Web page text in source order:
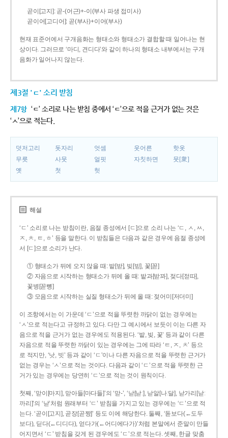
곧이[고지]: 곧-­(어근)+­-이(부사 파생 접미사)
곧이어[고디어]: 곧(부사)+이어(부사)
현재 표준어에서 구개음화는 형태소와 형태소가 결합할 때 일어나는 현
상이다. 그러므로 ‘마디, 견디다’와 같이 하나의 형태소 내부에서는 구개
음화가 일어나지 않는다.
제3절 'ㄷ' 소리 받침
제7항 ‘ㄷ’ 소리로 나는 받침 중에서 ‘ㄷ’으로 적을 근거가 없는 것은
‘ㅅ’으로 적는다.
덧저고리 돗자리 엇셈 웃어른
핫옷
무릇
사뭇 얼핏 자칫하면
뭇[衆]
옛
첫 헛
해설
‘ㄷ’ 소리로 나는 받침이란, 음절 종성에서 [ㄷ]으로 소리 나는 ‘ㄷ, ㅅ, ㅆ,
ㅈ, ㅊ, ㅌ, ㅎ’ 등을 말한다. 이 받침들은 다음과 같은 경우에 음절 종성에
서 [ㄷ]으로 소리가 난다.
① 형태소가 뒤에 오지 않을 때: 밭[받], 빚[빋], 꽃[꼳]
② 자음으로 시작하는 형태소가 뒤에 올 때: 밭과[받꽈], 젖다[젇따],
꽃병[꼳뼝]
③ 모음으로 시작하는 실질 형태소가 뒤에 올 때: 젖어미[저더미]
이 조항에서는 이 가운데 ‘ㄷ’으로 적을 뚜렷한 까닭이 없는 경우에는
‘ㅅ’으로 적는다고 규정하고 있다. 다만 그 예시에서 보듯이 이는 다른 자
음으로 적을 근거가 없는 경우에도 적용된다. ‘밭, 빚, 꽃’ 등과 같이 다른
자음으로 적을 뚜렷한 까닭이 있는 경우에는 그에 따라 ‘ㅌ, ㅈ, ㅊ’ 등으
로 적지만, ‘낫, 빗’ 등과 같이 ‘ㄷ’이나 다른 자음으로 적을 뚜렷한 근거가
없는 경우는 ‘ㅅ’으로 적는 것이다. 다음과 같이 ‘ㄷ’으로 적을 뚜렷한 근
거가 있는 경우에는 당연히 ‘ㄷ’으로 적는 것이 원칙이다.
첫째, ‘맏이[마지], 맏아들[마다들]’의 ‘맏-’, ‘낟[낟ː], 낟알[나ː달], 낟가리[낟ː
까리]’의 ‘낟’처럼 원래부터 ‘ㄷ’ 받침을 가지고 있는 경우에는 ‘ㄷ’으로 적
는다. ‘곧이[고지], 곧장[곧짱]’ 등도 이에 해당한다. 둘째, ‘돋보다(←도두
보다), 딛다(←디디다), 얻다가(←어디에다가)’처럼 본말에서 준말이 만들
어지면서 ‘ㄷ’ 받침을 갖게 된 경우에도 ‘ㄷ’으로 적는다. 셋째, 한글 맞춤